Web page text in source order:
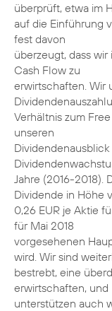
überprüft, etwa im
auf die Einführung
fest davon
überzeugt, dass
Cash Flow zu
erwirtschaften. Wir
Verhältnis zum
unseren
Jahre (2016-2018).
Dividende in Höhe
0,26 EUR je Aktie
für Mai 2018
vorgesehenen
wird. Wir sind
bestrebt, eine
erwirtschaften, und
unterstützen auch